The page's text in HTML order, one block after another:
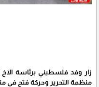
زار وفد فلسطيني برئاسة
منظمة التحرير وحركة فتح في